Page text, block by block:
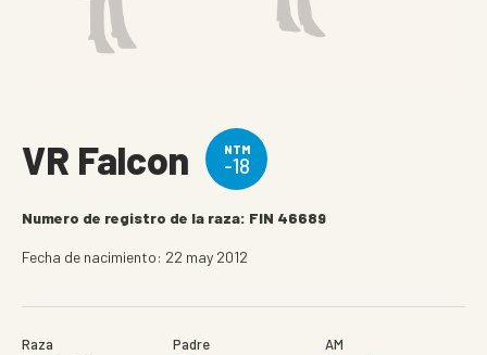
VR Falcon NTM
-18
Numero de registro de la raza: FIN 46689
Fecha de nacimiento: 22 may 2012
Raza
Padre
AM